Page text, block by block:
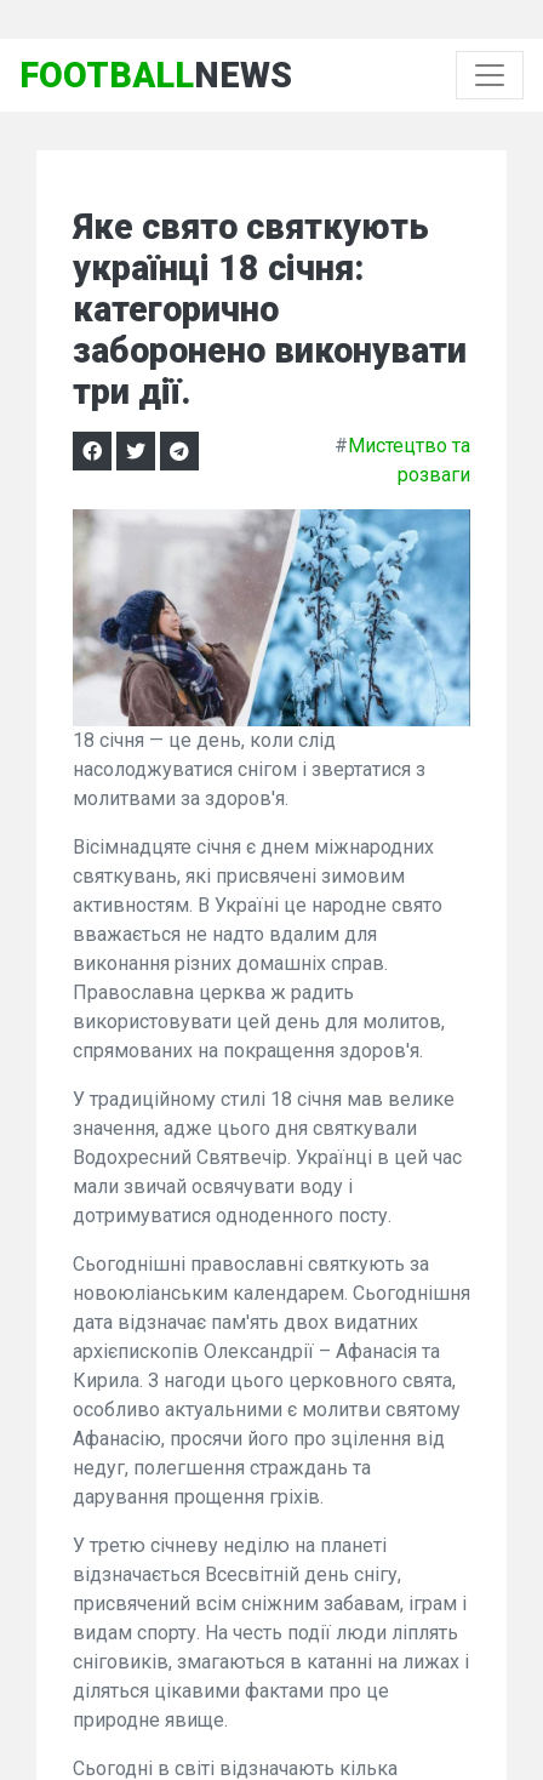
FOOTBALLNEWS
Яке свято святкують
українці 18 січня:
категорично
заборонено виконувати
три дії.
#Мистецтво та
розваги
18 січня — це день, коли слід
насолоджуватися снігом і звертатися з
молитвами за здоров'я.
Вісімнадцяте січня є днем міжнародних
святкувань, які присвячені зимовим
активностям. В Україні це народне свято
вважається не надто вдалим для
виконання різних домашніх справ.
Православна церква ж радить
використовувати цей день для молитов,
спрямованих на покращення здоров'я.
У традиційному стилі 18 січня мав велике
значення, адже цього дня святкували
Водохресний Святвечір. Українці в цей час
мали звичай освячувати воду і
дотримуватися одноденного посту.
Сьогоднішні православні святкують за
новоюліанським календарем. Сьогоднішня
дата відзначає пам'ять двох видатних
архієпископів Олександрії – Афанасія та
Кирила. З нагоди цього церковного свята,
особливо актуальними є молитви святому
Афанасію, просячи його про зцілення від
недуг, полегшення страждань та
дарування прощення гріхів.
У третю січневу неділю на планеті
відзначається Всесвітній день снігу,
присвячений всім сніжним забавам, іграм і
видам спорту. На честь події люди ліплять
сніговиків, змагаються в катанні на лижах і
діляться цікавими фактами про це
природне явище.
Сьогодні в світі відзначають кілька